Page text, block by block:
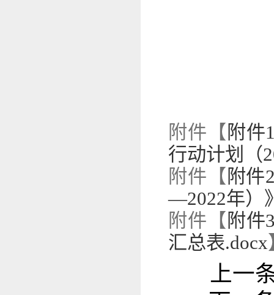
附件【 附件
行动计划（
附件【 附件
—2022年）
附件【 附件
汇总表.docx
上一